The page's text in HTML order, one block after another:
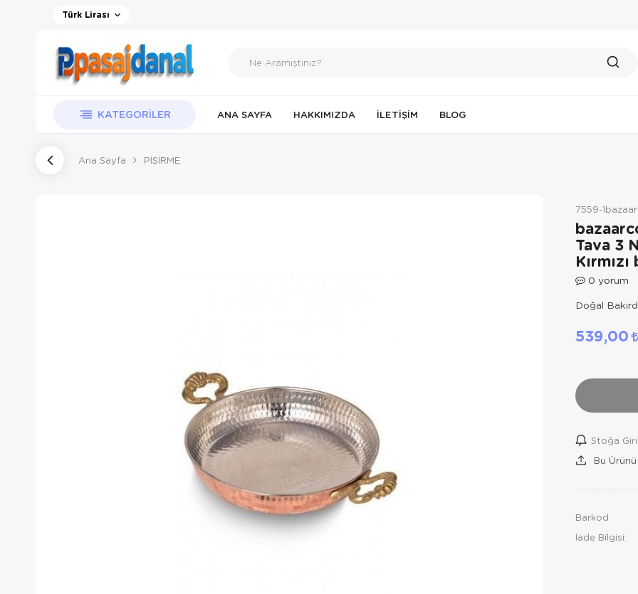
Türk Lirası
KATEGORILER ANA SAYFA HAKKIMIZDA İLETIŞIM BLOG
Ana Sayfa PİŞİRME
7559-
Tava 3
0 yorum
Doğal
539,00
Stoğa
Bu
Barkod
İade Bilgisi: